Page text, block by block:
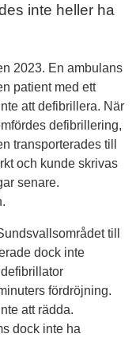
inte heller ha
2023. En ambulans
patient med ett
att defibrillera. När
defibrillering,
transporterades till
och kunde skrivas
senare.
till
dock inte
fördröjning.
att rädda.
dock inte ha